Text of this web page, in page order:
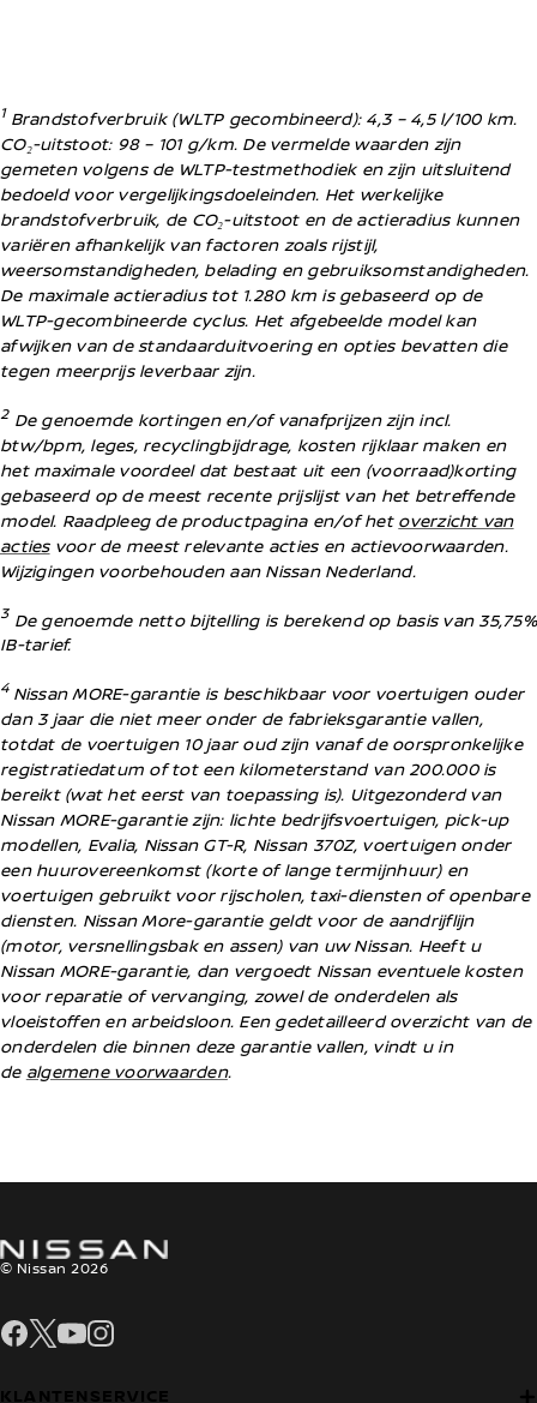
Download prijzen &
specificaties
Ontdek alle details in PDF.
1 Brandstofverbruik (WLTP gecombineerd): 4,3 – 4,5 l/100 km.
CO₂-uitstoot: 98 – 101 g/km. De vermelde waarden zijn
gemeten volgens de WLTP-testmethodiek en zijn uitsluitend
bedoeld voor vergelijkingsdoeleinden. Het werkelijke
brandstofverbruik, de CO₂-uitstoot en de actieradius kunnen
variëren afhankelijk van factoren zoals rijstijl,
weersomstandigheden, belading en gebruiksomstandigheden.
De maximale actieradius tot 1.280 km is gebaseerd op de
WLTP-gecombineerde cyclus. Het afgebeelde model kan
afwijken van de standaarduitvoering en opties bevatten die
tegen meerprijs leverbaar zijn.
2 De genoemde kortingen en/of vanafprijzen zijn incl.
btw/bpm, leges, recyclingbijdrage, kosten rijklaar maken en
het maximale voordeel dat bestaat uit een (voorraad)korting
gebaseerd op de meest recente prijslijst van het betreffende
model. Raadpleeg de productpagina en/of het overzicht van
actiesvoor de meest relevante acties en actievoorwaarden.
Wijzigingen voorbehouden aan Nissan Nederland.
3 De genoemde netto bijtelling is berekend op basis van 35,75%
IB-tarief.
4 Nissan MORE-garantie is beschikbaar voor voertuigen ouder
dan 3 jaar die niet meer onder de fabrieksgarantie vallen,
totdat de voertuigen 10 jaar oud zijn vanaf de oorspronkelijke
registratiedatum of tot een kilometerstand van 200.000 is
bereikt (wat het eerst van toepassing is). Uitgezonderd van
Nissan MORE-garantie zijn: lichte bedrijfsvoertuigen, pick-up
modellen, Evalia, Nissan GT-R, Nissan 370Z, voertuigen onder
een huurovereenkomst (korte of lange termijnhuur) en
voertuigen gebruikt voor rijscholen, taxi-diensten of openbare
diensten. Nissan More-garantie geldt voor de aandrijflijn
(motor, versnellingsbak en assen) van uw Nissan. Heeft u
Nissan MORE-garantie, dan vergoedt Nissan eventuele kosten
voor reparatie of vervanging, zowel de onderdelen als
vloeistoffen en arbeidsloon. Een gedetailleerd overzicht van de
onderdelen die binnen deze garantie vallen, vindt u in
de algemene voorwaarden.
© Nissan 2026
Facebook
X YouTube
Instagram
KLANTENSERVICE